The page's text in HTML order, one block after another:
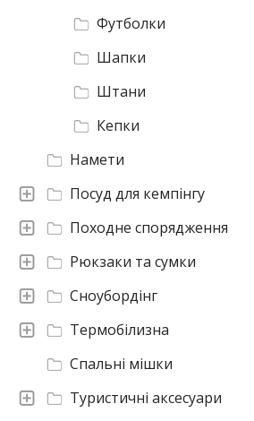
Туристичні аксесуари
Спальні мішки
Термобілизна
Сноубордінг
Рюкзаки та сумки
Походне спорядження
Посуд для кемпінгу
Намети
Футболки
Шапки
Штани
Кепки